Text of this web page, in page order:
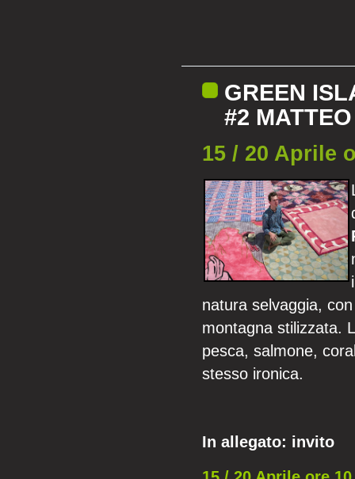
GREEN
#2
15 / 20 Aprile
natura selvaggia,
montagna stilizzata.
pesca, salmone,
stesso ironica.
In allegato: invito